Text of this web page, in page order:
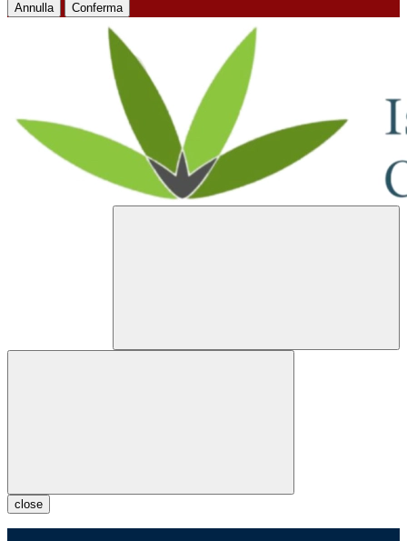
Annulla Conferma
close